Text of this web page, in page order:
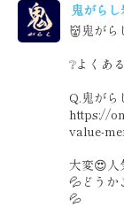
鬼がら
👹鬼がら
❔よくあ
Q.鬼がら
https://
value-
大変😍人
💦どうか
💦